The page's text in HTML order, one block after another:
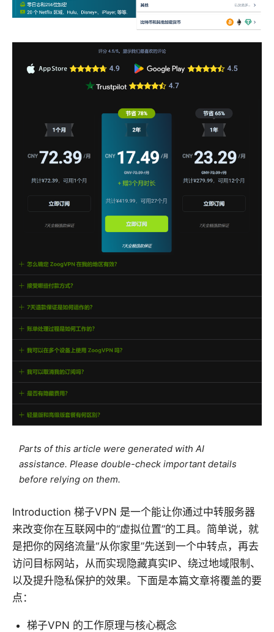
Parts of this article were generated with AI
assistance. Please double-check important details
before relying on them.
Introduction 梯子VPN 是一个能让你通过中转服务器
来改变你在互联网中的“虚拟位置”的工具。简单说，就
是把你的网络流量“从你家里”先送到一个中转点，再去
访问目标网站，从而实现隐藏真实IP、绕过地域限制、
以及提升隐私保护的效果。下面是本篇文章将覆盖的要
点：
梯子VPN 的工作原理与核心概念